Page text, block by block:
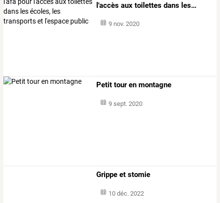
l'accès aux toilettes dans les…
9 nov. 2020
Petit tour en montagne
9 sept. 2020
Grippe et stomie
10 déc. 2022